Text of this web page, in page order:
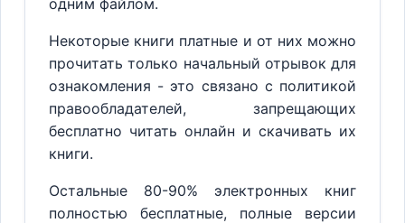
Некоторые книги платные и от них можно
прочитать только начальный отрывок для
ознакомления - это связано с политикой
правообладателей, запрещающих
бесплатно читать онлайн и скачивать их
книги.
Остальные 80-90% электронных книг
полностью бесплатные, полные версии